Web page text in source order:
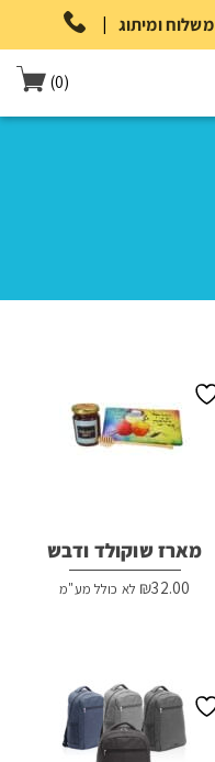
|
(0)
מארז שוקולד ודבש
₪32.00 לא כולל מע"מ